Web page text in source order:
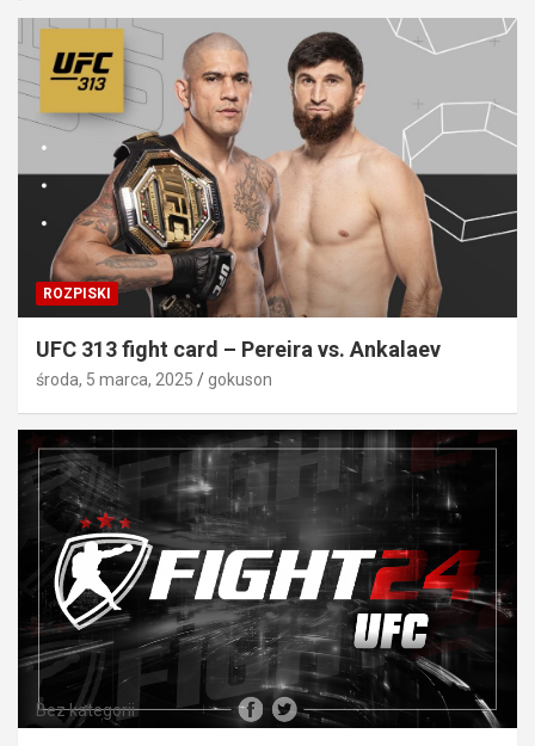
ROZPISKI
UFC 313 fight card – Pereira vs. Ankalaev
środa, 5 marca, 2025 gokuson
Bez kategorii